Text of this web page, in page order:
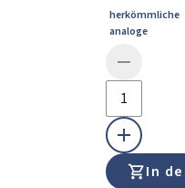
herkömmliche
analoge
In